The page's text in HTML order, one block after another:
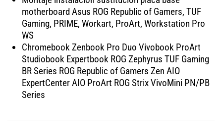
motherboard Asus ROG Republic of Gamers, TUF
Gaming, PRIME, Workart, ProArt, Workstation Pro
WS
Chromebook Zenbook Pro Duo Vivobook ProArt
Studiobook Expertbook ROG Zephyrus TUF Gaming
BR Series ROG Republic of Gamers Zen AIO
ExpertCenter AIO ProArt ROG Strix VivoMini PN/PB
Series